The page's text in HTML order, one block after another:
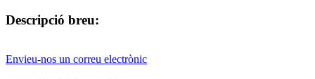
Descripció breu:
Envieu-nos un correu electrònic